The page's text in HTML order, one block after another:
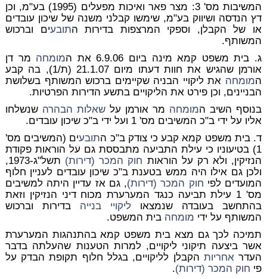
המשיבות מס' 3: מצר פאר ואיכות מפעלים (1995) בע"מ, וכן
דץ הנדסה ושיווק בע"מ, שימשו קבלני משנה של שיכון עובדים
או של הקבלן, וספקי המרצפות בדירות התובעים וברכוש
המשותף.
ג. בית משפט קמא מינה ביום 6.9.06 את ה
מומחה מר דן
אורמן שהגיש את חוות דעתו מיום 21.1.07 (ת/1), בה קבע
המומחה את ליקויי הבניה שקיימים ברכוש המשותף בשלושת
הבניינים, וכן פירט את הליקויים בתשע הדירות הפרטיות.
בנוסף השיב המומחה מר אורמן עלשאלות הבהרה שנשלחו
אליו על ידי ב"כ המשיבים מס' 1 ועל ידי ב"כ שיכון עובדים.
ד. בית משפט קמא קבע כי צודק ב"כ התובעים (המשיבים מס'
1) בטיעוניו כי עילת התביעה מתבססת גם על הוראות פקודת
הנזיקין, ולא רק על הוראות חוק המכר (דירות)
תשל"ג-1973,
ולכן גם אילו היה ממש בטענת ב"כ שיכון עובדים לעניין חלוף
המועדים לפי חוק המכר (דירות), גם אז עדיין היתה למשיבים
מס' 1 עילת תביעה כנגד המערערת מכוח דיני הנזיקין וזאת
בהתחשב בעובדה שנמצאו ליקויי בנייה בדירות וברכוש
המשותף על ידי מומחה בית המשפט.
תמיכה לכך גם מצא בית משפט קמא בהתנהגות המערערת
אשר ביצעה תיקוני ליקויים, למרות הטענות שהעלתה בדבר
העדר אחריות הקבלן לליקויים, בגלל חלוף תקופת הבדק על
פי חוק המכר (דירות).